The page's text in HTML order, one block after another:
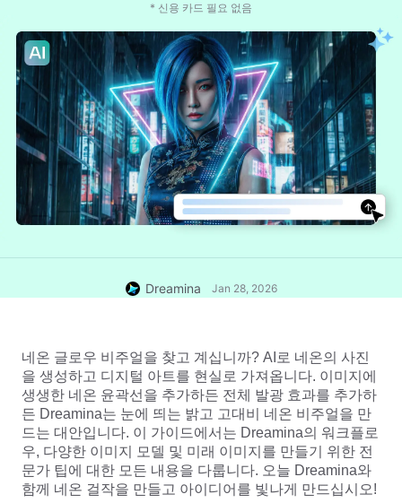
* 신용 카드 필요 없음
Dreamina Jan 28, 2026
네온 글로우 비주얼을 찾고 계십니까? AI로 네온의 사진
을 생성하고 디지털 아트를 현실로 가져옵니다. 이미지에
생생한 네온 윤곽선을 추가하든 전체 발광 효과를 추가하
든 Dreamina는 눈에 띄는 밝고 고대비 네온 비주얼을 만
드는 대안입니다. 이 가이드에서는 Dreamina의 워크플로
우, 다양한 이미지 모델 및 미래 이미지를 만들기 위한 전
문가 팁에 대한 모든 내용을 다룹니다. 오늘 Dreamina와
함께 네온 걸작을 만들고 아이디어를 빛나게 만드십시오!